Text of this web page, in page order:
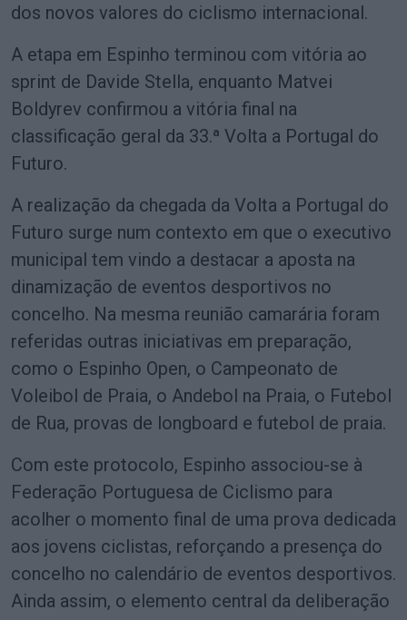
dos novos valores do ciclismo internacional.
A etapa em Espinho terminou com vitória ao
sprint de Davide Stella, enquanto Matvei
Boldyrev confirmou a vitória final na
classificação geral da 33.ª Volta a Portugal do
Futuro.
A realização da chegada da Volta a Portugal do
Futuro surge num contexto em que o executivo
municipal tem vindo a destacar a aposta na
dinamização de eventos desportivos no
concelho. Na mesma reunião camarária foram
referidas outras iniciativas em preparação,
como o Espinho Open, o Campeonato de
Voleibol de Praia, o Andebol na Praia, o Futebol
de Rua, provas de longboard e futebol de praia.
Com este protocolo, Espinho associou-se à
Federação Portuguesa de Ciclismo para
acolher o momento final de uma prova dedicada
aos jovens ciclistas, reforçando a presença do
concelho no calendário de eventos desportivos.
Ainda assim, o elemento central da deliberação